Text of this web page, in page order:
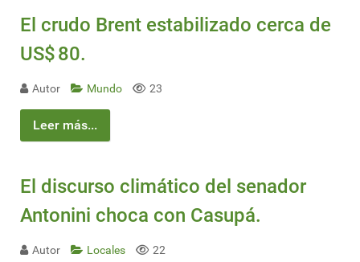
El crudo Brent estabilizado cerca de
US$ 80.
Autor Mundo 23
Leer más...
El discurso climático del senador
Antonini choca con Casupá.
Autor Locales 22